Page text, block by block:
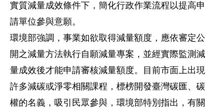
實質減量成效條件下，簡化行政作業流程以提高申
請單位參與意願。
環境部強調，事業如欲取得減量額度，應依審定公
開之減量方法執行自願減量專案，並經實際監測減
量成效後才能申請審核減量額度。目前市面上出現
許多減碳或淨零相關課程，標榜開發臺灣碳匯、碳
權的名義，吸引民眾參與，環境部特別指出，有關